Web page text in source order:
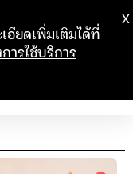
อียดเพิ่มเติมได้ที่
ารใช้บริการ
X